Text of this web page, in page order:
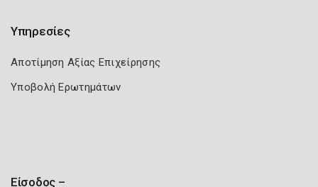
Υπηρεσίες
Αποτίμηση Αξίας Επιχείρησης
Υποβολή Ερωτημάτων
Είσοδος –